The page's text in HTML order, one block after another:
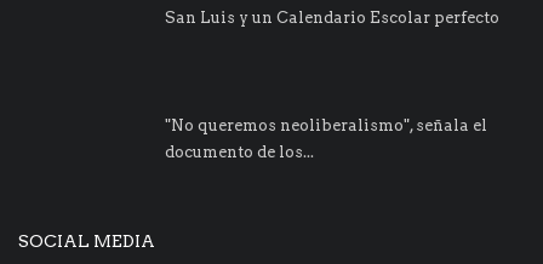
San Luis y un Calendario Escolar perfecto
"No queremos neoliberalismo", señala el
documento de los...
SOCIAL MEDIA